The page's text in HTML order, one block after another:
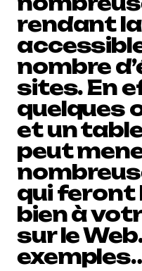
rendant
nombre
sites. En
quelques
et un
peut
qui feront
bien à
sur le